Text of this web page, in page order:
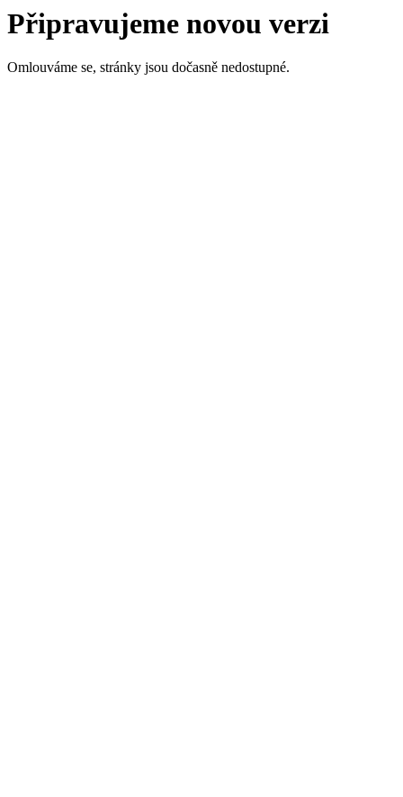
Připravujeme novou verzi
Omlouváme se, stránky jsou dočasně nedostupné.